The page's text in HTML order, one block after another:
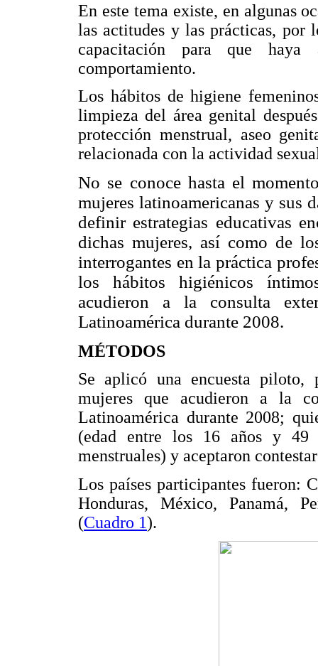
En este tema existe, en algunas
las actitudes y las prácticas, por
capacitación para que
comportamiento.
Los hábitos de higiene
limpieza del área genital
protección menstrual, aseo
relacionada con la actividad
No se conoce hasta el
mujeres latinoamericanas y sus
definir estrategias educativas
dichas mujeres, así como de
interrogantes en la práctica
los hábitos higiénicos
acudieron a la consulta
Latinoamérica durante 2008.
MÉTODOS
Se aplicó una encuesta
mujeres que acudieron a la
Latinoamérica durante 2008;
(edad entre los 16 años y 49
menstruales) y aceptaron
Los países participantes fueron:
Honduras, México, Panamá,
(Cuadro 1).